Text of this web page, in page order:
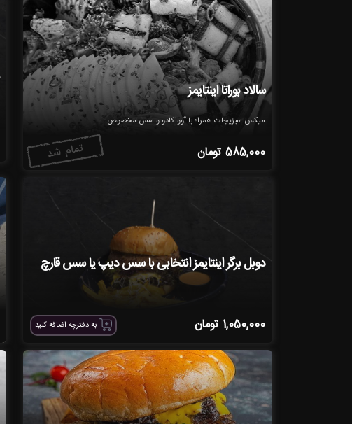
سالاد بوراتا اینتایمز
میکس سبزیجات همراه با آوواکادو و سس مخصوص
585,000 تومان
دوبل برگر اینتایمز انتخابی با سس دیپ یا سس قارچ
1,050,000 تومان به دفترچه اضافه کنید